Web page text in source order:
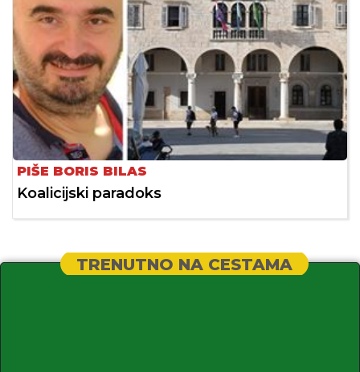
PIŠE BORIS BILAS
Koalicijski paradoks
TRENUTNO NA CESTAMA